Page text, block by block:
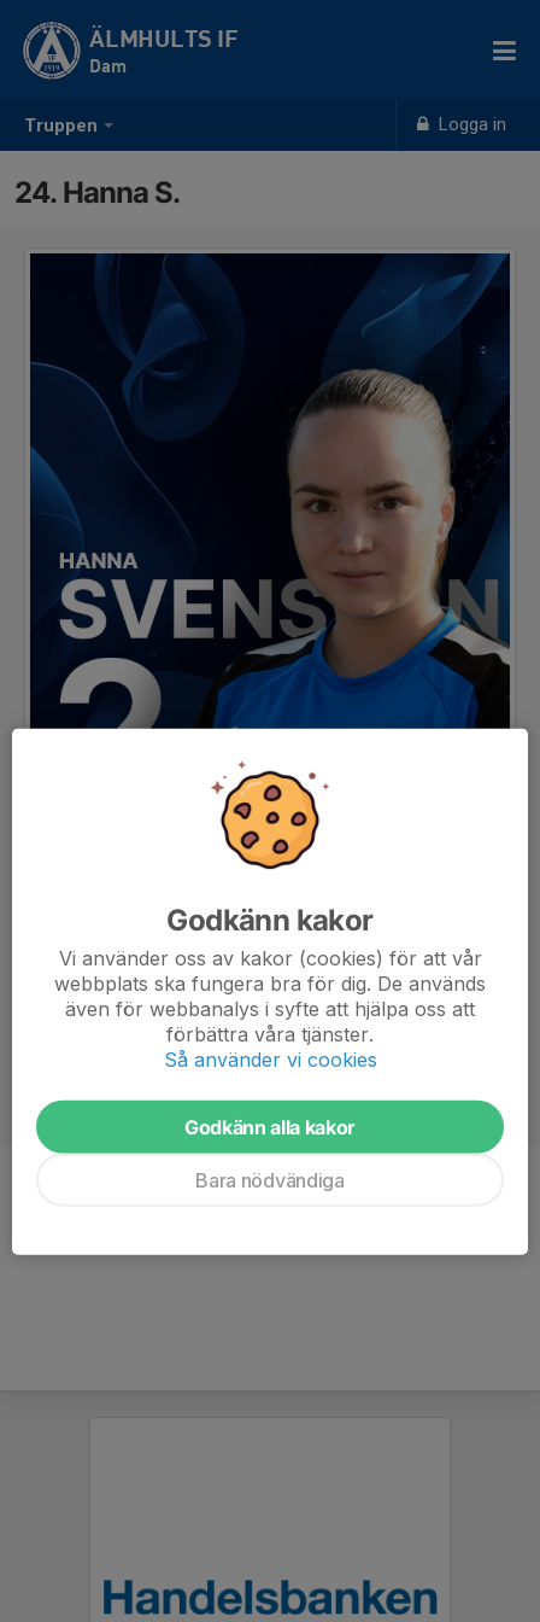
Truppen Logga in
ÄLMHULTS IF
Dam
24. Hanna S.
Mittfältare
Godkänn kakor
Vi använder oss av kakor (cookies) för att vår
webbplats ska fungera bra för dig. De används
även för webbanalys i syfte att hjälpa oss att
förbättra våra tjänster.
Så använder vi cookies
Godkänn alla kakor
Bara nödvändiga